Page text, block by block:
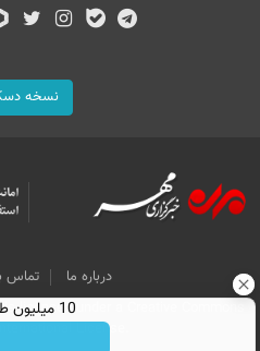
نسخه
درباره ما تماس
licensed under a Creative Commons
License.
10 میلیون طلا بخر، آخر ماه 2 برابرشو ببر🔥